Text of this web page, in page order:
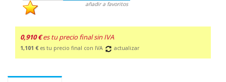
añadir a favoritos
0,910 € es tu precio final sin IVA
1,101 € es tu precio final con IVA actualizar